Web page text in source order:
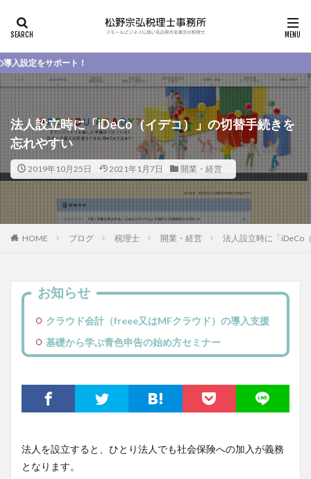
ート！
法人設立時に「iDeCo（イデコ）」の切替手続きを
忘れやすい
2019年10月25日 2021年1月7日 開業・経営
HOME ブログ 税理士 開業・経営 法人設立時に「iDeCo
お知らせ
クラウド会計（freee又はMFクラウド）の導入支援
基礎から学ぶ青色申告の始め方セミナー
法人を設立すると、ひとり法人でも社会保険への加入が義務
となります。